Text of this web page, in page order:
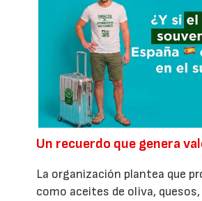
Un recuerdo que genera
La organización plantea que
como aceites de oliva,